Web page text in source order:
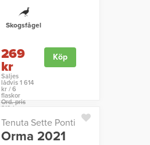
Skogsfågel
269
kr
Säljes
lådvis 1 614
kr / 6
flaskor
Ord. pris
319 kr
Köp
Tenuta Sette Ponti
Orma 2021